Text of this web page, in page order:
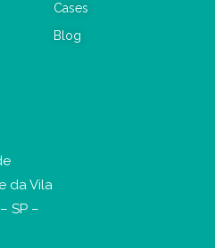
da Vila
SP –
Cases
Blog